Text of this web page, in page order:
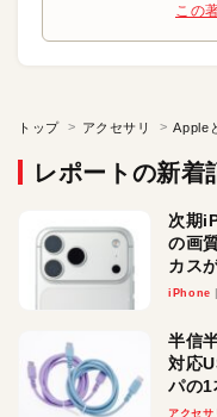
この
トップ アクセサリ
レポートの新着
次期
の画
カス
iPhone
半信
対応
パの1
アクセサ